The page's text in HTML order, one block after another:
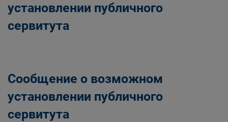
установлении публичного
сервитута
Сообщение о возможном
установлении публичного
сервитута